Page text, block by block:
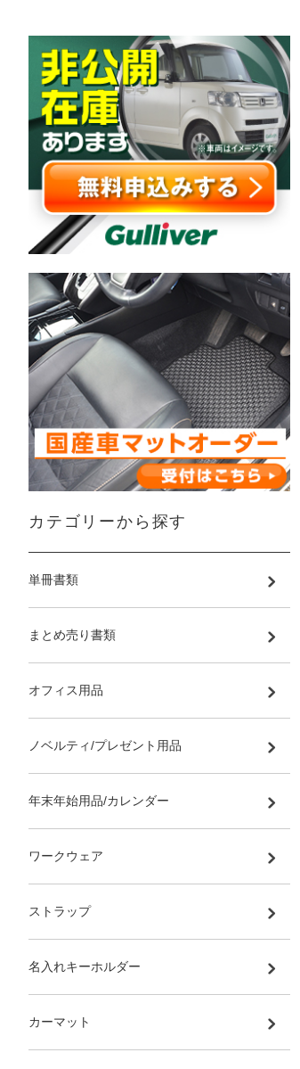
カテゴリーから探す
単冊書類
まとめ売り書類
オフィス用品
ノベルティ/プレゼント用品
年末年始用品/カレンダー
ワークウェア
ストラップ
名入れキーホルダー
カーマット